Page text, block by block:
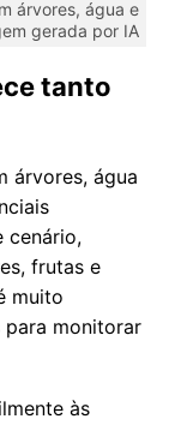
árvores, água e
gerada por IA
tanto
árvores, água
cenário,
frutas e
muito
monitorar
às